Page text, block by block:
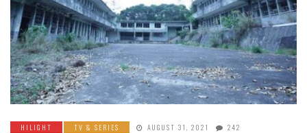
HILIGHT TV & SERIES AUGUST 31, 2021 242